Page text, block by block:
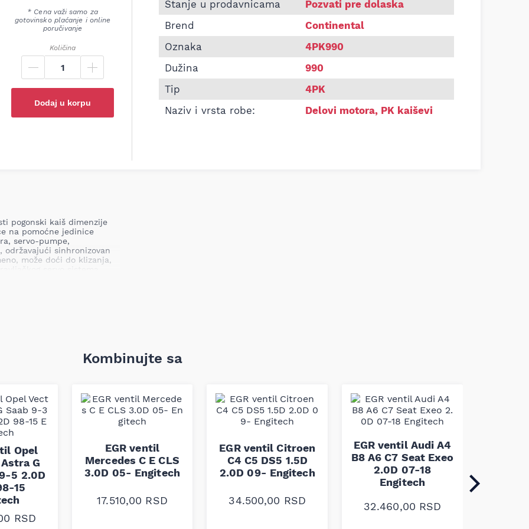
* Cena važi samo za
gotovinsko plaćanje i online
poručivanje
Količina
Dodaj u korpu
Stanje u prodavnicama
Pozvati pre dolaska
Brend
Continental
Oznaka
4PK990
Dužina
990
Tip
4PK
Naziv i vrsta robe:
Delovi motora, PK kaiševi
pogonski kaiš dimenzije
na pomoćne jedinice
servo-pumpe,
održavajući sinhronizovan
može doći do klizanja,
kompresora, što može
proizvoda.Kombinujte sa
Opel
G
5 2.0D
15
RSD
EGR ventil
Mercedes C E CLS
3.0D 05- Engitech
17.510,00 RSD
EGR ventil Citroen
C4 C5 DS5 1.5D
2.0D 09- Engitech
34.500,00 RSD
EGR ventil Audi A4
B8 A6 C7 Seat Exeo
2.0D 07-18
Engitech
32.460,00 RSD